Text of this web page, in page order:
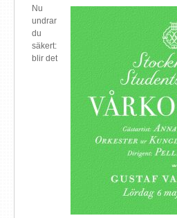
Nu
undrar
du
säkert:
blir det